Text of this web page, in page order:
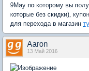
9May по которому вы
которые без скидки),
для перехода в магазин
Aaron
13 Май 2016